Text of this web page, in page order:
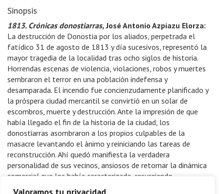
Sinopsis
1813. Crónicas donostiarras,José Antonio Azpiazu Elorza:
La destrucción de Donostia por los aliados, perpetrada el
fatídico 31 de agosto de 1813 y día sucesivos, representó la
mayor tragedia de la localidad tras ocho siglos de historia.
Horrendas escenas de violencia, violaciones, robos y muertes
sembraron el terror en una población indefensa y
desamparada. El incendio fue concienzudamente planificado y
la próspera ciudad mercantil se convirtió en un solar de
escombros, muerte y destrucción. Ante la impresión de que
había llegado el fin de la historia de la ciudad, los
donostiarras asombraron a los propios culpables de la
masacre levantando el ánimo y reiniciando las tareas de
reconstrucción. Ahí quedó manifiesta la verdadera
personalidad de sus vecinos, ansiosos de retomar la dinámica
comercial que los había caracterizado, resurgiendo
inopinadamente de sus propias cenizas. Esta investigación